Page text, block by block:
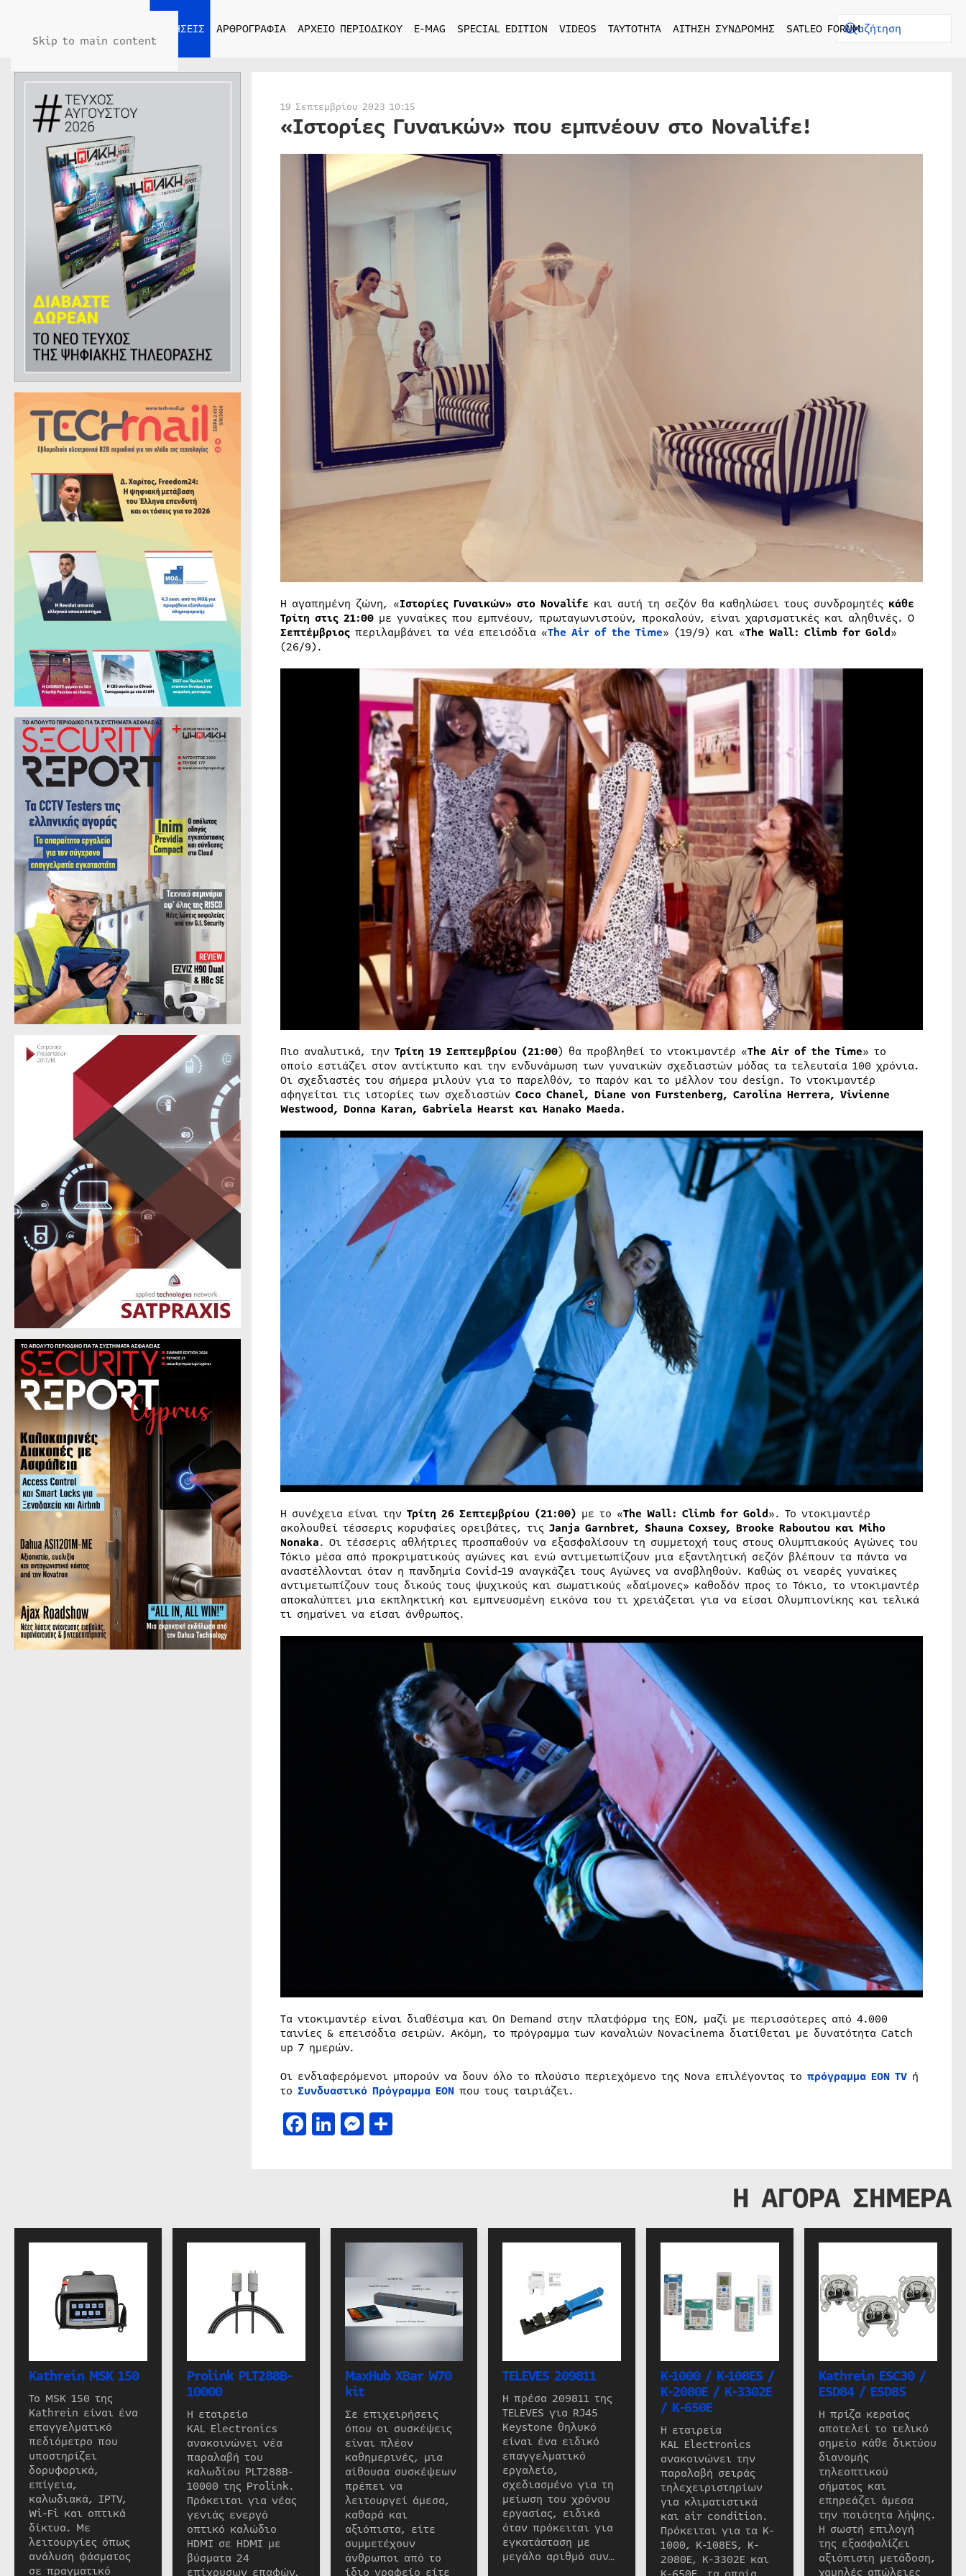
Skip to main content
ΕΙΔΗΣΕΙΣ ΑΡΘΡΟΓΡΑΦΙΑ ΑΡΧΕΙΟ ΠΕΡΙΟΔΙΚΟΥ E-MAG SPECIAL EDITION VIDEOS ΤΑΥΤΟΤΗΤΑ ΑΙΤΗΣΗ ΣΥΝΔΡΟΜΗΣ SATLEO FORUM
19 Σεπτεμβρίου 2023 10:15
«Ιστορίες Γυναικών» που εμπνέουν στο Novalifε!
Η αγαπημένη ζώνη, «Ιστορίες Γυναικών» στο Novalifε και αυτή τη σεζόν θα καθηλώσει τους συνδρομητές κάθε
Τρίτη στις 21:00με γυναίκες που εμπνέουν, πρωταγωνιστούν, προκαλούν, είναι χαρισματικές και αληθινές. Ο
Σεπτέμβριοςπεριλαμβάνει τα νέα επεισόδια «The Air of the Time» (19/9) και «The Wall: Climb for Gold»
(26/9).
Πιο αναλυτικά, την Τρίτη 19 Σεπτεμβρίου (21:00) θα προβληθεί το ντοκιμαντέρ «The Air of the Time» το
οποίο εστιάζει στον αντίκτυπο και την ενδυνάμωση των γυναικών σχεδιαστών μόδας τα τελευταία 100 χρόνια.
Οι σχεδιαστές του σήμερα μιλούν για το παρελθόν, το παρόν και το μέλλον του design. Το ντοκιμαντέρ
αφηγείται τις ιστορίες των σχεδιαστών Coco Chanel, Diane von Furstenberg, Carolina Herrera, Vivienne
Westwood, Donna Karan, Gabriela Hearst και Hanako Maeda.
Η συνέχεια είναι την Τρίτη 26 Σεπτεμβρίου (21:00) με το «The Wall: Climb for Gold». Το ντοκιμαντέρ
ακολουθεί τέσσερις κορυφαίες ορειβάτες, τις Janja Garnbret, Shauna Coxsey, Brooke Raboutou και Miho
Nonaka. Οι τέσσερις αθλήτριες προσπαθούν να εξασφαλίσουν τη συμμετοχή τους στους Ολυμπιακούς Αγώνες του
Τόκιο μέσα από προκριματικούς αγώνες και ενώ αντιμετωπίζουν μια εξαντλητική σεζόν βλέπουν τα πάντα να
αναστέλλονται όταν η πανδημία Covid-19 αναγκάζει τους Αγώνες να αναβληθούν. Καθώς οι νεαρές γυναίκες
αντιμετωπίζουν τους δικούς τους ψυχικούς και σωματικούς «δαίμονες» καθοδόν προς το Τόκιο, το ντοκιμαντέρ
αποκαλύπτει μια εκπληκτική και εμπνευσμένη εικόνα του τι χρειάζεται για να είσαι Ολυμπιονίκης και τελικά
τι σημαίνει να είσαι άνθρωπος.
Τα ντοκιμαντέρ είναι διαθέσιμα και On Demand στην πλατφόρμα της ΕΟΝ, μαζί με περισσότερες από 4.000
ταινίες & επεισόδια σειρών. Ακόμη, το πρόγραμμα των καναλιών Novacinema διατίθεται με δυνατότητα Catch
up 7 ημερών.
Οι ενδιαφερόμενοι μπορούν να δουν όλο το πλούσιο περιεχόμενο της Nova επιλέγοντας το πρόγραμμα ΕΟΝ ΤVή
το Συνδυαστικό Πρόγραμμα ΕΟΝ που τους ταιριάζει.
Facebook
LinkedIn
Messenger
Μοιραστείτε
Η ΑΓΟΡΑ ΣΗΜΕΡΑ
Kathrein MSK 150
Το MSK 150 της
Kathrein είναι ένα
επαγγελματικό
πεδιόμετρο που
υποστηρίζει
δορυφορικά,
επίγεια,
καλωδιακά, IPTV,
Wi-Fi και οπτικά
δίκτυα. Με
λειτουργίες όπως
ανάλυση φάσματος
σε πραγματικό
Prolink PLT288B-
10000
Η εταιρεία
KAL Electronics
ανακοινώνει νέα
παραλαβή του
καλωδίου PLT288B-
10000 της Prolink.
Πρόκειται για νέας
γενιάς ενεργό
οπτικό καλώδιο
HDMI σε HDMI με
βύσματα 24
επίχρυσων επαφών,
MaxHub XBar W70
kit
Σε επιχειρήσεις
όπου οι συσκέψεις
είναι πλέον
καθημερινές, μια
αίθουσα συσκέψεων
πρέπει να
λειτουργεί άμεσα,
καθαρά και
αξιόπιστα, είτε
συμμετέχουν
άνθρωποι από το
ίδιο γραφείο είτε
TELEVES 209811
Η πρέσα 209811 της
TELEVES για RJ45
Keystone θηλυκό
είναι ένα ειδικό
επαγγελματικό
εργαλείο,
σχεδιασμένο για τη
μείωση του χρόνου
εργασίας, ειδικά
όταν πρόκειται για
εγκατάσταση με
μεγάλο αριθμό συν…
K-1000 / K-108ES /
K-2080E / K-3302E
/ K-650E
Η εταιρεία
KAL Electronics
ανακοινώνει την
παραλαβή σειράς
τηλεχειριστηρίων
για κλιματιστικά
και air condition.
Πρόκειται για τα K-
1000, K-108ES, K-
2080E, K-3302E και
Kathrein ESC30 /
ESD84 / ESD85
Η πρίζα κεραίας
αποτελεί το τελικό
σημείο κάθε δικτύου
διανομής
τηλεοπτικού
σήματος και
επηρεάζει άμεσα
την ποιότητα λήψης.
Η σωστή επιλογή
της εξασφαλίζει
αξιόπιστη μετάδοση,
χαμηλές απώλειες